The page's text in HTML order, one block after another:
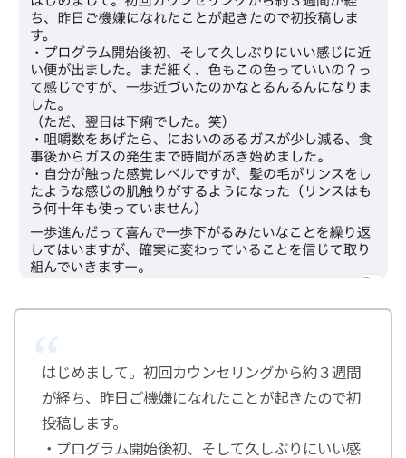
はじめまして。初回カウンセリングから約３週間
が経ち、昨日ご機嫌になれたことが起きたので初
投稿します。
・プログラム開始後初、そして久しぶりにいい感